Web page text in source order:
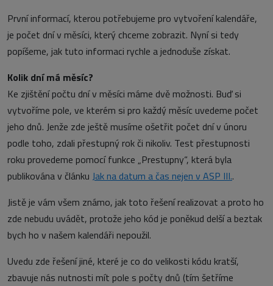
První informací, kterou potřebujeme pro vytvoření kalendáře,
je počet dní v měsíci, který chceme zobrazit. Nyní si tedy
popíšeme, jak tuto informaci rychle a jednoduše získat.
Kolik dní má měsíc?
Ke zjištění počtu dní v měsíci máme dvě možnosti. Buď si
vytvoříme pole, ve kterém si pro každý měsíc uvedeme počet
jeho dnů. Jenže zde ještě musíme ošetřit počet dní v únoru
podle toho, zdali přestupný rok či nikoliv. Test přestupnosti
roku provedeme pomocí funkce „Prestupny“, která byla
publikována v článku Jak na datum a čas nejen v ASP III..
Jistě je vám všem známo, jak toto řešení realizovat a proto ho
zde nebudu uvádět, protože jeho kód je poněkud delší a beztak
bych ho v našem kalendáři nepoužil.
Uvedu zde řešení jiné, které je co do velikosti kódu kratší,
zbavuje nás nutnosti mít pole s počty dnů (tím šetříme